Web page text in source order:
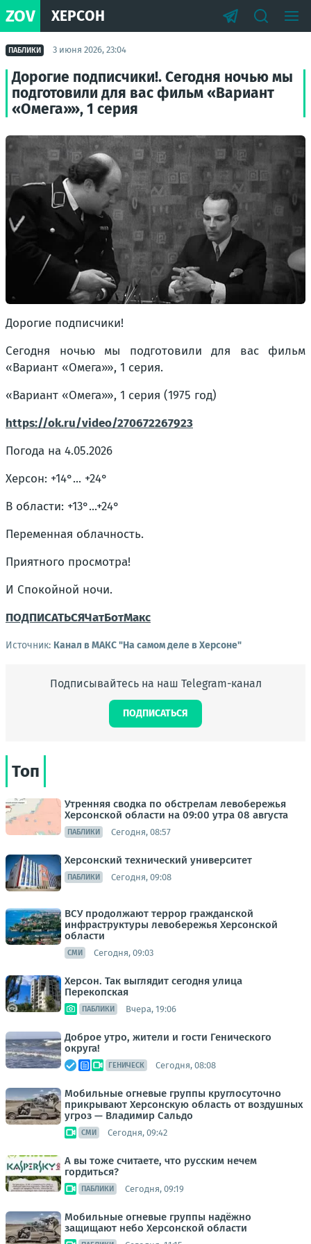
ZOV ХЕРСОН
ПАБЛИКИ 3 июня 2026, 23:04
Дорогие подписчики!. Сегодня ночью мы
подготовили для вас фильм «Вариант
«Омега»», 1 серия
Дорогие подписчики!
Сегодня ночью мы подготовили для вас фильм
«Вариант «Омега»», 1 серия.
«Вариант «Омега»», 1 серия (1975 год)
https://ok.ru/video/270672267923
Погода на 4.05.2026
Херсон: +14°... +24°
В области: +13°...+24°
Переменная облачность.
Приятного просмотра!
И Спокойной ночи.
ПОДПИСАТЬСЯЧатБотМакс
Источник: Канал в МАКС "На самом деле в Херсоне"
Подписывайтесь на наш Telegram-канал
ПОДПИСАТЬСЯ
Топ
Утренняя сводка по обстрелам левобережья
Херсонской области на 09:00 утра 08 августа
ПАБЛИКИ Сегодня, 08:57
Херсонский технический университет
ПАБЛИКИ Сегодня, 09:08
ВСУ продолжают террор гражданской
инфраструктуры левобережья Херсонской
области
СМИ Сегодня, 09:03
Херсон. Так выглядит сегодня улица
Перекопская
ПАБЛИКИ Вчера, 19:06
Доброе утро, жители и гости Генического
округа!
ГЕНИЧЕСК Сегодня, 08:08
Мобильные огневые группы круглосуточно
прикрывают Херсонскую область от воздушных
угроз — Владимир Сальдо
СМИ Сегодня, 09:42
А вы тоже считаете, что русским нечем
гордиться?
ПАБЛИКИ Сегодня, 09:19
Мобильные огневые группы надёжно
защищают небо Херсонской области